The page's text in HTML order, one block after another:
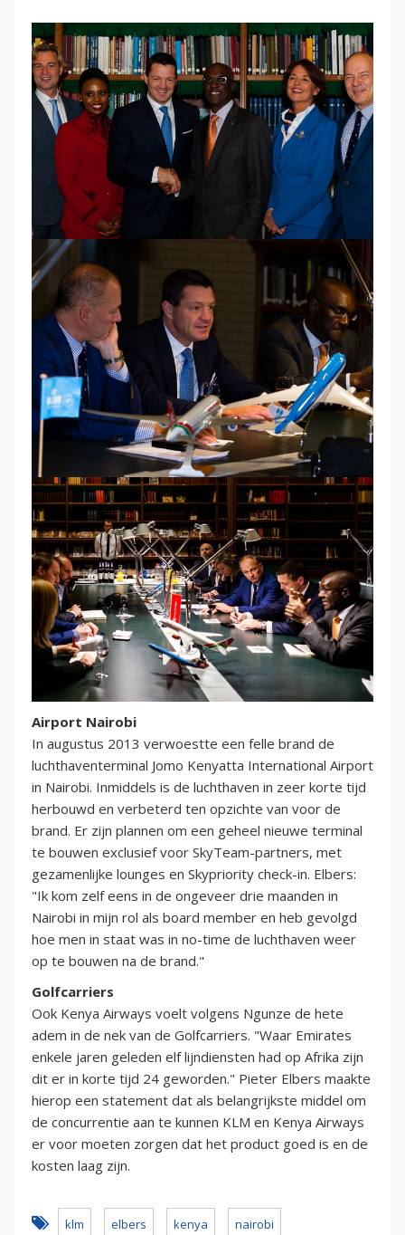
Airport Nairobi
In augustus 2013 verwoestte een felle brand de
luchthaventerminal Jomo Kenyatta International Airport
in Nairobi. Inmiddels is de luchthaven in zeer korte tijd
herbouwd en verbeterd ten opzichte van voor de
brand. Er zijn plannen om een geheel nieuwe terminal
te bouwen exclusief voor SkyTeam-partners, met
gezamenlijke lounges en Skypriority check-in. Elbers:
"Ik kom zelf eens in de ongeveer drie maanden in
Nairobi in mijn rol als board member en heb gevolgd
hoe men in staat was in no-time de luchthaven weer
op te bouwen na de brand."
Golfcarriers
Ook Kenya Airways voelt volgens Ngunze de hete
adem in de nek van de Golfcarriers. "Waar Emirates
enkele jaren geleden elf lijndiensten had op Afrika zijn
dit er in korte tijd 24 geworden." Pieter Elbers maakte
hierop een statement dat als belangrijkste middel om
de concurrentie aan te kunnen KLM en Kenya Airways
er voor moeten zorgen dat het product goed is en de
kosten laag zijn.
klm elbers kenya nairobi